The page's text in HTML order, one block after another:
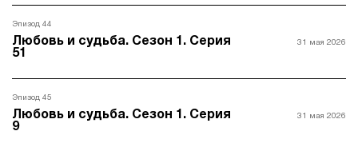
Эпизод 44
Любовь и судьба. Сезон 1. Серия
51
31 мая 2026
Эпизод 45
Любовь и судьба. Сезон 1. Серия
9
31 мая 2026